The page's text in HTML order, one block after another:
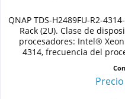
QNAP TDS-H2489FU-R2-
Rack (2U). Clase de
procesadores: Intel®
4314, frecuencia del